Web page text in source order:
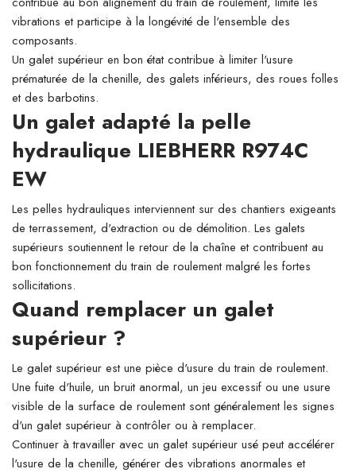
vibrations et participe à la longévité de l'ensemble des
composants.
Un galet supérieur en bon état contribue à limiter l'usure
prématurée de la chenille, des galets inférieurs, des roues folles
et des barbotins.
Un galet adapté la pelle
hydraulique LIEBHERR R974C
EW
Les pelles hydrauliques interviennent sur des chantiers exigeants
de terrassement, d'extraction ou de démolition. Les galets
supérieurs soutiennent le retour de la chaîne et contribuent au
bon fonctionnement du train de roulement malgré les fortes
sollicitations.
Quand remplacer un galet
supérieur ?
Le galet supérieur est une pièce d'usure du train de roulement.
Une fuite d'huile, un bruit anormal, un jeu excessif ou une usure
visible de la surface de roulement sont généralement les signes
d'un galet supérieur à contrôler ou à remplacer.
Continuer à travailler avec un galet supérieur usé peut accélérer
l'usure de la chenille, générer des vibrations anormales et